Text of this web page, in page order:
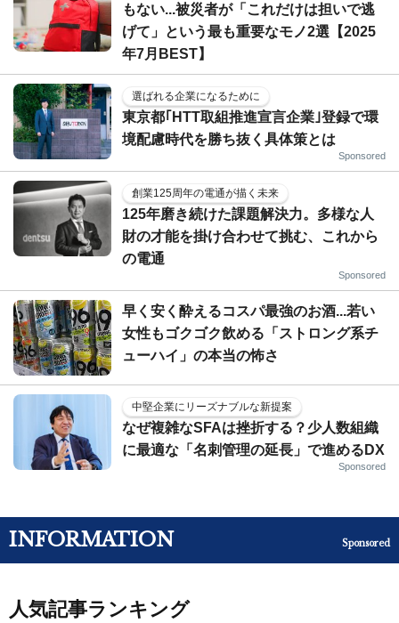
もない...被災者が「これだけは担いで逃
げて」という最も重要なモノ2選【2025
年7月BEST】
選ばれる企業になるために
東京都｢HTT取組推進宣言企業｣登録で環
境配慮時代を勝ち抜く具体策とは
Sponsored
創業125周年の電通が描く未来
125年磨き続けた課題解決力。多様な人
財の才能を掛け合わせて挑む、これから
の電通
Sponsored
早く安く酔えるコスパ最強のお酒...若い
女性もゴクゴク飲める「ストロング系チ
ューハイ」の本当の怖さ
中堅企業にリーズナブルな新提案
なぜ複雑なSFAは挫折する？少人数組織
に最適な「名刺管理の延長」で進めるDX
Sponsored
INFORMATION Sponsored
人気記事ランキング